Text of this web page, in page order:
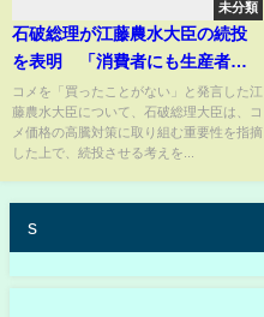
未分類
石破総理が江藤農水大臣の続投
を表明 「消費者にも生産者に
も極めて申し訳ない」
コメを「買ったことがない」と発言した江
藤農水大臣について、石破総理大臣は、コ
メ価格の高騰対策に取り組む重要性を指摘
した上で、続投させる考えを...
s